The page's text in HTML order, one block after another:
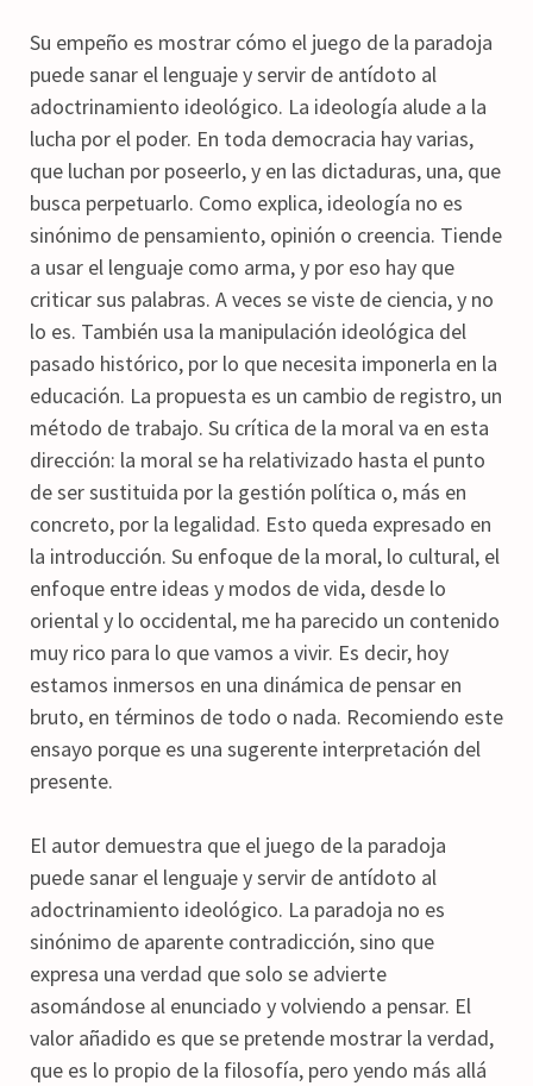
Su empeño es mostrar cómo el juego de la paradoja
puede sanar el lenguaje y servir de antídoto al
adoctrinamiento ideológico. La ideología alude a la
lucha por el poder. En toda democracia hay varias,
que luchan por poseerlo, y en las dictaduras, una, que
busca perpetuarlo. Como explica, ideología no es
sinónimo de pensamiento, opinión o creencia. Tiende
a usar el lenguaje como arma, y por eso hay que
criticar sus palabras. A veces se viste de ciencia, y no
lo es. También usa la manipulación ideológica del
pasado histórico, por lo que necesita imponerla en la
educación. La propuesta es un cambio de registro, un
método de trabajo. Su crítica de la moral va en esta
dirección: la moral se ha relativizado hasta el punto
de ser sustituida por la gestión política o, más en
concreto, por la legalidad. Esto queda expresado en
la introducción. Su enfoque de la moral, lo cultural, el
enfoque entre ideas y modos de vida, desde lo
oriental y lo occidental, me ha parecido un contenido
muy rico para lo que vamos a vivir. Es decir, hoy
estamos inmersos en una dinámica de pensar en
bruto, en términos de todo o nada. Recomiendo este
ensayo porque es una sugerente interpretación del
presente.
El autor demuestra que el juego de la paradoja
puede sanar el lenguaje y servir de antídoto al
adoctrinamiento ideológico. La paradoja no es
sinónimo de aparente contradicción, sino que
expresa una verdad que solo se advierte
asomándose al enunciado y volviendo a pensar. El
valor añadido es que se pretende mostrar la verdad,
que es lo propio de la filosofía, pero yendo más allá